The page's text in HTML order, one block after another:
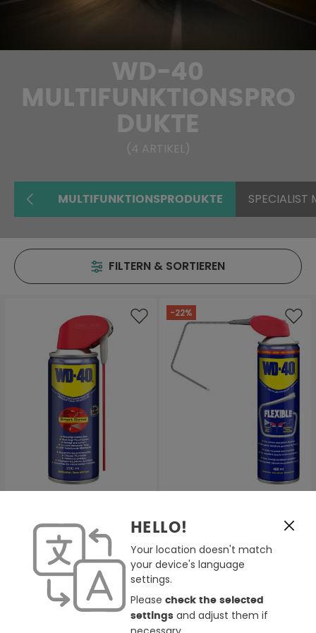
WD-40
MULTIFUNKTIONSPRO
DUKTE
(4 ARTIKEL)
MULTIFUNKTIONSPRODUKTE SPECIALIST
FILTERN & SORTIEREN
WD-40 Smart Straw
Multifunktionsprodukt 200
-22%
WD-40 Flexible
Multifunktionsprodukt 400
ml
12,95 €16,69 €
-18%
HELLO!
Your location doesn't match
your device's language
settings.
Please check the selected
settings and adjust them if